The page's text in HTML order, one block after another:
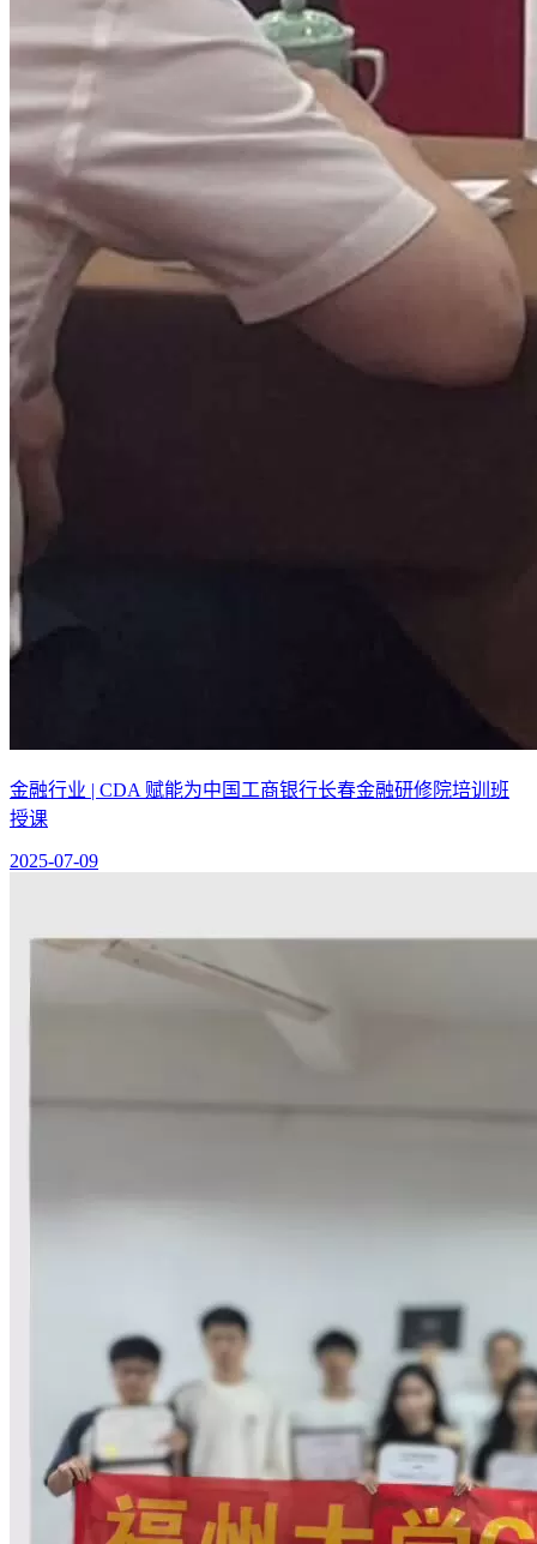
金融行业 | CDA 赋能为中国工商银行长春金融研修院培训班
授课
2025-07-09